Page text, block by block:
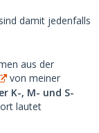
damit jedenfalls
aus der
von meiner
K-, M- und S-
lautet